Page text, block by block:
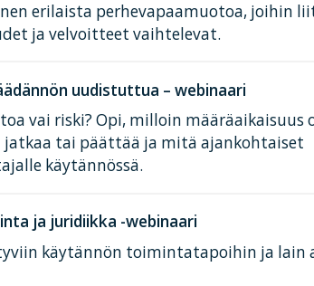
erilaista perhevapaamuotoa, joihin
ja velvoitteet vaihtelevat.
uudistuttua – webinaari
vai riski? Opi, milloin määräaikaisuus
tai päättää ja mitä ajankohtaiset
käytännössä.
ja juridiikka -webinaari
käytännön toimintatapoihin ja lain